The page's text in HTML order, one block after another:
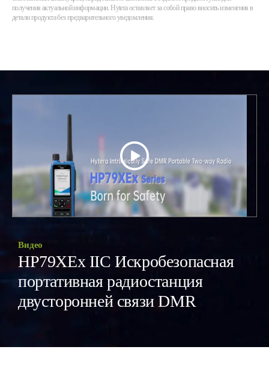
получения актуальной информации. Hytera оставляет за собой право вносить изменения в
детали продукта без предварительного уведомления.
Видео
HP79XEx IIC Искробезопасная
портативная радиостанция
двусторонней связи DMR